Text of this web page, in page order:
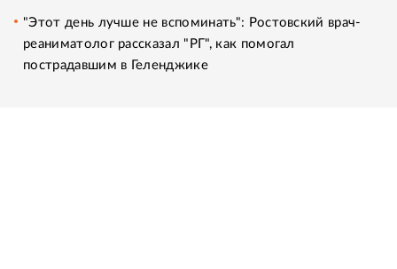
"Этот день лучше не вспоминать": Ростовский врач-
реаниматолог рассказал "РГ", как помогал
пострадавшим в Геленджике